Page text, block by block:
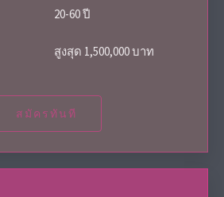
20-60 ปี
สูงสุด 1,500,000 บาท
สมัครทันที